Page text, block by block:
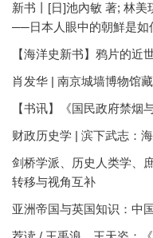
新书丨[日]池內敏 著; 林美
──日本人眼中的朝鮮是如
【海洋史新书】鸦片的近
肖发华 | 南京城墙博物馆
【书讯】《国民政府禁烟
财政历史学 | 滨下武志：
剑桥学派、历史人类学、
转移与视角互补
亚洲帝国与英国知识：中